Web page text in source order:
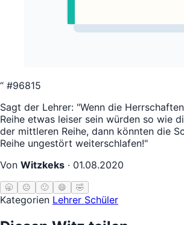
“ #96815
Sagt der Lehrer: "Wenn die
Reihe etwas leiser sein würden so wie
der mittleren Reihe, dann könnten die
Reihe ungestört weiterschlafen!"
Von Witzkeks · 01.08.2020
🥱 😐 🙂 😄 🤣
Kategorien Lehrer Schüler